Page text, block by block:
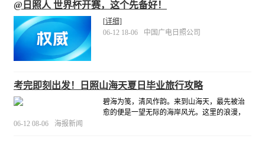
@日照人 世界杯开赛，这个先备好！
[详细]
06-12 18-06
中国广电日照公司
考完即刻出发！日照山海天夏日毕业旅行攻略
碧海为笺，清风作韵。来到山海天，最先被治
愈的便是一望无际的海岸风光。这里的浪漫，
06-12 08-06 海报新闻